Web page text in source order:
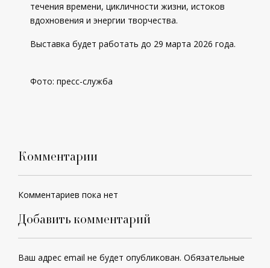
течения времени, цикличности жизни, истоков
вдохновения и энергии творчества.
Выставка будет работать до 29 марта 2026 года.
Фото: пресс-служба
Комментарии
Комментариев пока нет
Добавить комментарий
Ваш адрес email не будет опубликован. Обязательные